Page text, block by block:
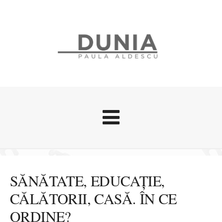
Stari afective
Zice Dunia
Călătorii
SĂNĂTATE, EDUCAȚIE,
CĂLĂTORII, CASĂ. ÎN CE
ORDINE?